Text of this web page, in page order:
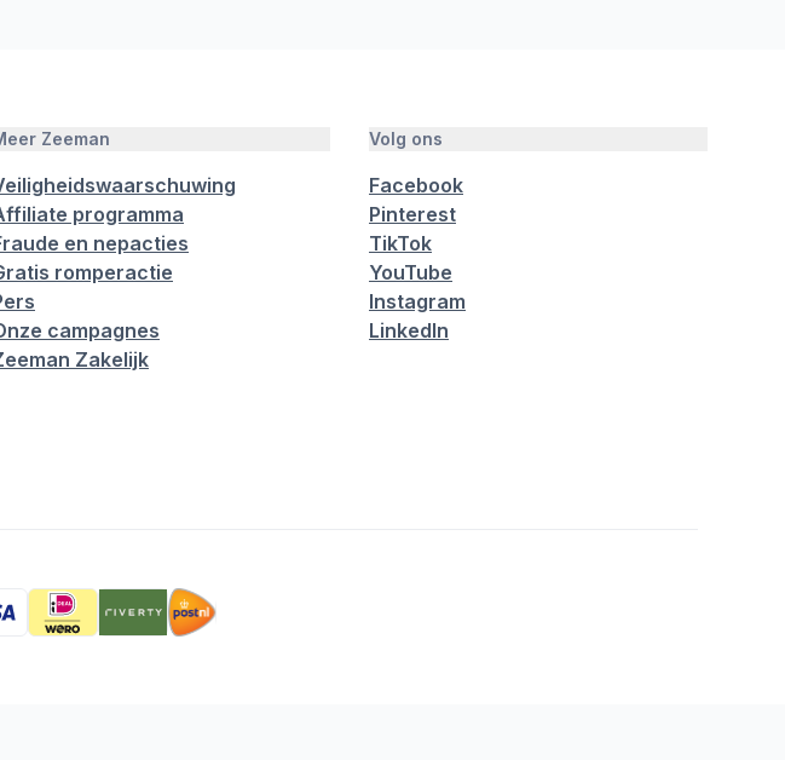
Zeeman
programma
en nepacties
romperactie
campagnes
Zakelijk
Volg ons
Facebook
Pinterest
TikTok
YouTube
Instagram
LinkedIn